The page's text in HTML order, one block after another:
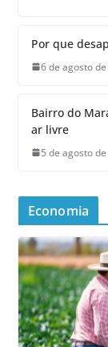
Por que
6 de agosto
Bairro do
ar livre
5 de agosto
Economia